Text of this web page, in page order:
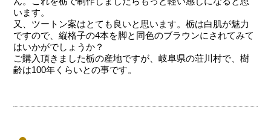
います。
又、ツートン案はとても良いと思います。栃は白肌が魅力
ですので、縦格子の4本を脚と同色のブラウンにされてみて
はいかがでしょうか？
ご購入頂きました栃の産地ですが、岐阜県の荘川村で、樹
齢は100年くらいとの事です。